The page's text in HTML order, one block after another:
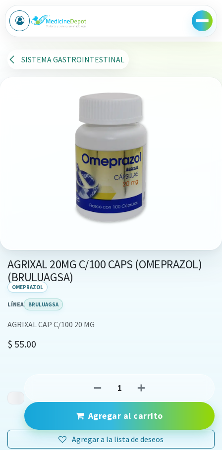
Ir al contenido
SISTEMA GASTROINTESTINAL
AGRIXAL 20MG C/100 CAPS (OMEPRAZOL)
(BRULUAGSA)
OMEPRAZOL
LÍNEA BRULUAGSA
AGRIXAL CAP C/100 20 MG
$ 55.00
Agregar al carrito
Agregar a la lista de deseos